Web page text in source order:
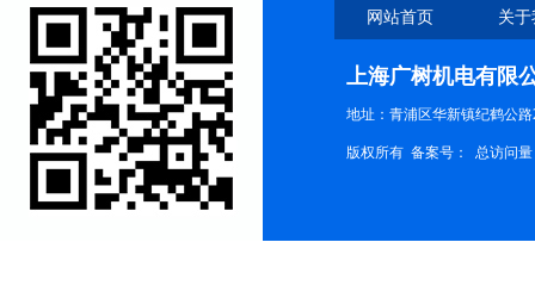
网站首页 关
上海广树机电有限
地址：青浦区华新镇纪鹤公路
版权所有 备案号： 总访问